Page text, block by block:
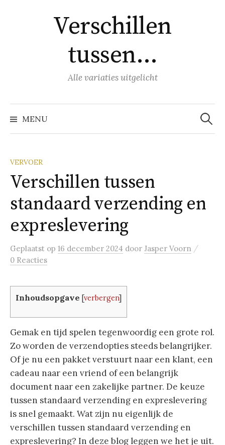
Verschillen
tussen…
Alle variaties uitgelicht
MENU
Zoeken
naar:
VERVOER
Verschillen tussen
standaard verzending en
expreslevering
Geplaatst op 16 december 2024 door Jasper Voorn /
0 Reacties
Inhoudsopgave [verbergen]
Gemak en tijd spelen tegenwoordig een grote rol.
Zo worden de verzendopties steeds belangrijker.
Of je nu een pakket verstuurt naar een klant, een
cadeau naar een vriend of een belangrijk
document naar een zakelijke partner. De keuze
tussen standaard verzending en expreslevering
is snel gemaakt. Wat zijn nu eigenlijk de
verschillen tussen standaard verzending en
expreslevering? In deze blog leggen we het je uit.